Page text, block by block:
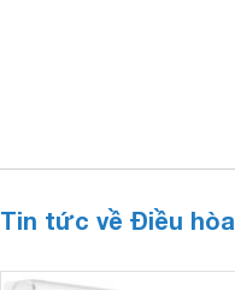
Tin tức về Điều hòa